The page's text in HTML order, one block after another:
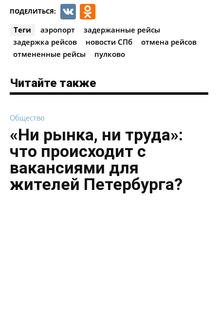
ПОДЕЛИТЬСЯ: VK
Теги аэропорт
задержанные рейсы
задержка рейсов
новости СПб
отмена рейсов
отмененные рейсы
пулково
Читайте также
Общество
«Ни рынка, ни труда»:
что происходит с
вакансиями для
жителей Петербурга?